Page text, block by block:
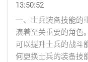
13:50:52
一、士兵装备技能的
演着至关重要的角色
可以提升士兵的战斗
何更换士兵的装备技